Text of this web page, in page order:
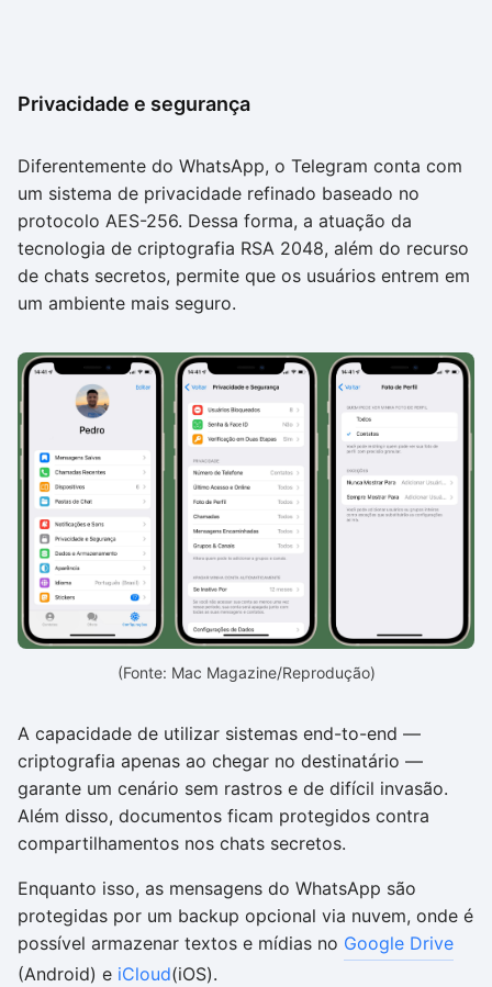
Privacidade e segurança
Diferentemente do WhatsApp, o Telegram conta com
um sistema de privacidade refinado baseado no
protocolo AES-256. Dessa forma, a atuação da
tecnologia de criptografia RSA 2048, além do recurso
de chats secretos, permite que os usuários entrem em
um ambiente mais seguro.
(Fonte: Mac Magazine/Reprodução)
A capacidade de utilizar sistemas end-to-end —
criptografia apenas ao chegar no destinatário —
garante um cenário sem rastros e de difícil invasão.
Além disso, documentos ficam protegidos contra
compartilhamentos nos chats secretos.
Enquanto isso, as mensagens do WhatsApp são
protegidas por um backup opcional via nuvem, onde é
possível armazenar textos e mídias no Google Drive
(Android) e iCloud(iOS).